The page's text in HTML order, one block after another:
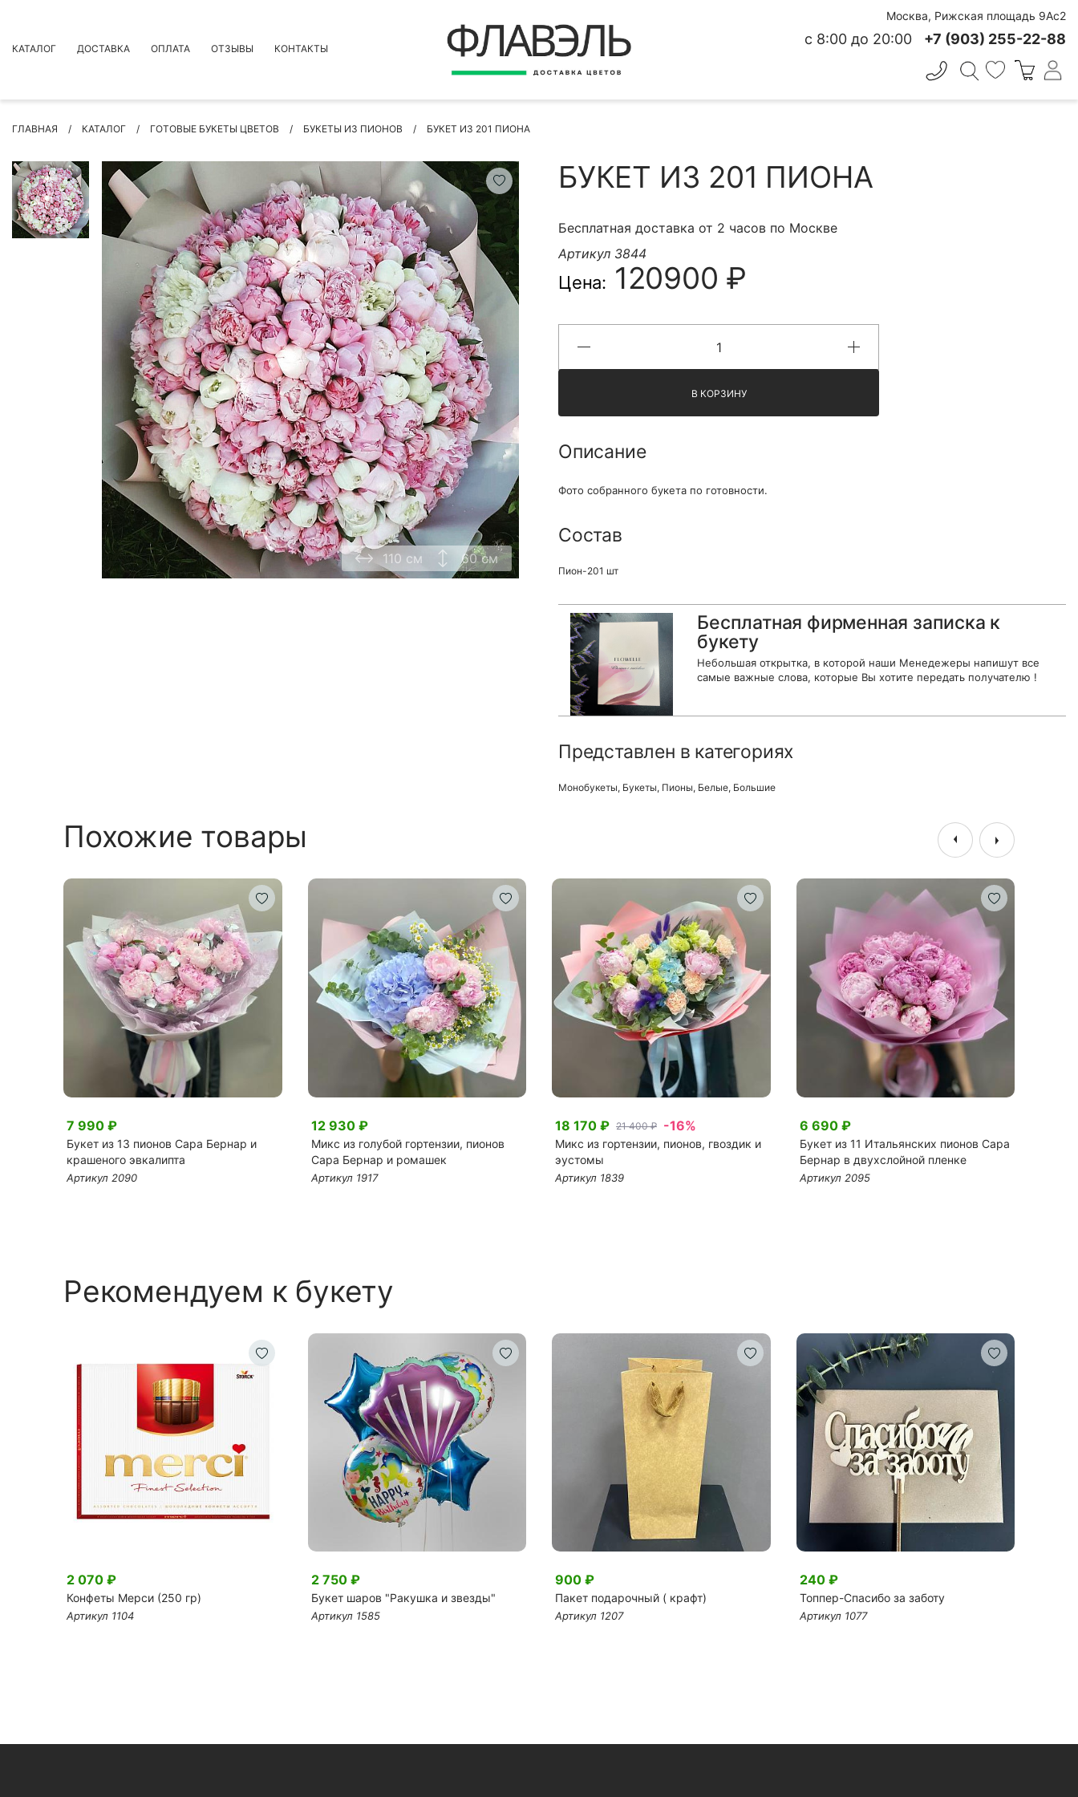
КАТАЛОГ
БУКЕТЫ
ЦВЕТЫ
ПОВОД
РОЗЫ
БУКЕТЫ НЕВЕСТЫ
КОМПОЗИЦИИ ЦВЕТОВ
ИНДИВИДУАЛЬНЫЙ ЗАКАЗ
ЦВЕТЫ ДЛЯ ПОХОРОН
КОНТАКТЫ
ДОСТАВКА ОПЛАТА ОТЗЫВЫ КОНТАКТЫ
Москва, Рижская площадь 9Ас2
с 8:00 до 20:00 +7 (903) 255-22-88
ГЛАВНАЯ КАТАЛОГ ГОТОВЫЕ БУКЕТЫ ЦВЕТОВ БУКЕТЫ ИЗ ПИОНОВ БУКЕТ ИЗ 201 ПИОНА
110 см 60 см
БУКЕТ ИЗ 201 ПИОНА
Бесплатная доставка от 2 часов по Москве
Артикул 3844
Цена: 120900 ₽
В КОРЗИНУ
Описание
Фото собранного букета по готовности.
Состав
Пион-201 шт
Бесплатная фирменная записка к
букету
Небольшая открытка, в которой наши Менедежеры напишут все
самые важные слова, которые Вы хотите передать получателю !
Представлен в категориях
Монобукеты, Букеты, Пионы, Белые, Большие
Похожие товары
7 990 ₽
Букет из 13 пионов Сара Бернар и
крашеного эвкалипта
Артикул 2090
12 930 ₽
Микс из голубой гортензии, пионов
Сара Бернар и ромашек
Артикул 1917
18 170 ₽ 21 400 ₽ -16%
Микс из гортензии, пионов, гвоздик и
эустомы
Артикул 1839
6 690 ₽
Букет из 11 Итальянских пионов Сара
Бернар в двухслойной пленке
Артикул 2095
Рекомендуем к букету
2 070 ₽
Конфеты Мерси (250 гр)
Артикул 1104
2 750 ₽
Букет шаров "Ракушка и звезды"
Артикул 1585
900 ₽
Пакет подарочный ( крафт)
Артикул 1207
240 ₽
Топпер-Спасибо за заботу
Артикул 1077
ВЕРНУТЬСЯ
Быстрая покупка
КОНТАКТНЫЕ ДАННЫЕ
БЫСТРАЯ ПОКУПКА
Я принимаю Политику конфиденциальности и
Правила использования сайта ФЛАВЭЛЬ. Мы не
продаем ваши данные и храним их в безопасности